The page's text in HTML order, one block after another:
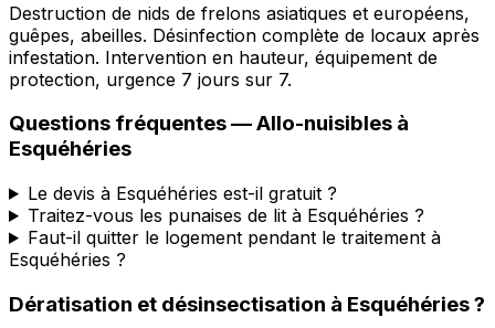
Destruction de nids de frelons asiatiques et européens,
guêpes, abeilles. Désinfection complète de locaux après
infestation. Intervention en hauteur, équipement de
protection, urgence 7 jours sur 7.
Questions fréquentes —Allo-nuisibles à
Esquéhéries
Le devis à Esquéhéries est-il gratuit ?
Traitez-vous les punaises de lit à Esquéhéries ?
Faut-il quitter le logement pendant le traitement à
Esquéhéries ?
Dératisation et désinsectisation à Esquéhéries?